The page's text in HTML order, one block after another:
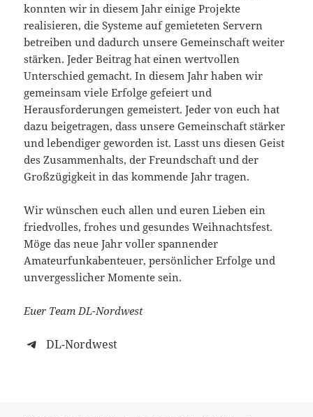
konnten wir in diesem Jahr einige Projekte
realisieren, die Systeme auf gemieteten Servern
betreiben und dadurch unsere Gemeinschaft weiter
stärken. Jeder Beitrag hat einen wertvollen
Unterschied gemacht. In diesem Jahr haben wir
gemeinsam viele Erfolge gefeiert und
Herausforderungen gemeistert. Jeder von euch hat
dazu beigetragen, dass unsere Gemeinschaft stärker
und lebendiger geworden ist. Lasst uns diesen Geist
des Zusammenhalts, der Freundschaft und der
Großzügigkeit in das kommende Jahr tragen.
Wir wünschen euch allen und euren Lieben ein
friedvolles, frohes und gesundes Weihnachtsfest.
Möge das neue Jahr voller spannender
Amateurfunkabenteuer, persönlicher Erfolge und
unvergesslicher Momente sein.
Euer Team DL-Nordwest
DL-Nordwest